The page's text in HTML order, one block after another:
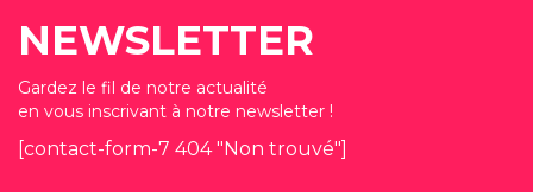
NEWSLETTER
Gardez le fil de notre actualité
en vous inscrivant à notre newsletter !
[contact-form-7 404 "Non trouvé"]